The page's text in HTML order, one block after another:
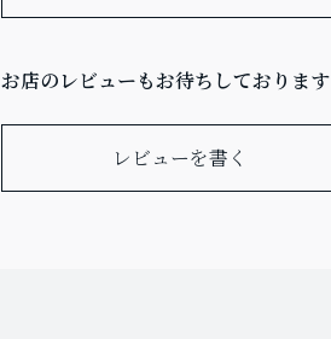
お店のレビューもお待ちしております
レビューを書く